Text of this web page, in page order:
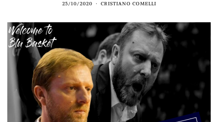
25/10/2020 CRISTIANO COMELLI